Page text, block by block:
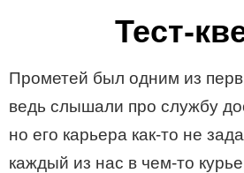
Тест-
Прометей был одним из
ведь слышали про службу
но его карьера как-то не
каждый из нас в чем-то